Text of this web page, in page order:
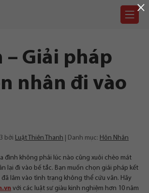
– Giải pháp
nhân đi vào
bởi Luật Thiên Thanh Danh mục: Hôn Nhân
đình không phải lúc nào cũng xuôi chèo mát
lại đi vào bế tắc. Bạn muốn chọn giải pháp kết
lâm vào tình trạng không thể cứu vãn. Hãy
với các luật sư giàu kinh nghiệm hơn 10 năm
×